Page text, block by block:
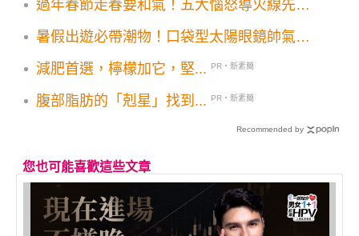
過年春節走春要和氣！五大惱怒導火線先避
暑假出遊必帶潮物！口袋型太陽眼鏡帥氣防
減肥首選，檸檬加它，堅...
PR・新素簡
腹部脂肪的「剋星」找到... PR・新素簡
Recommended by
您也可能喜歡這些文章